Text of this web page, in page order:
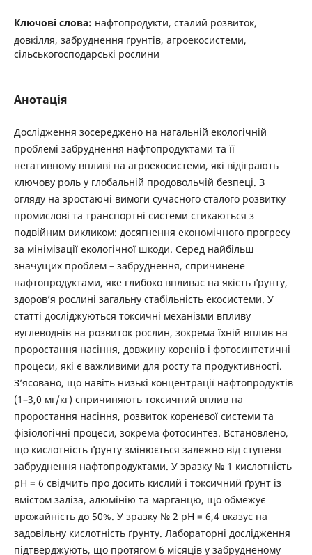
Ключові слова: нафтопродукти, сталий розвиток,
довкілля, забруднення ґрунтів, агроекосистеми,
сільськогосподарські рослини
Анотація
Дослідження зосереджено на нагальній екологічній
проблемі забруднення нафтопродуктами та її
негативному впливі на агроекосистеми, які відіграють
ключову роль у глобальній продовольчій безпеці. З
огляду на зростаючі вимоги сучасного сталого розвитку
промислові та транспортні системи стикаються з
подвійним викликом: досягнення економічного прогресу
за мінімізації екологічної шкоди. Серед найбільш
значущих проблем – забруднення, спричинене
нафтопродуктами, яке глибоко впливає на якість ґрунту,
здоров’я рослині загальну стабільність екосистеми. У
статті досліджуються токсичні механізми впливу
вуглеводнів на розвиток рослин, зокрема їхній вплив на
проростання насіння, довжину коренів і фотосинтетичні
процеси, які є важливими для росту та продуктивності.
З’ясовано, що навіть низькі концентрації нафтопродуктів
(1–3,0 мг/кг) спричиняють токсичний вплив на
проростання насіння, розвиток кореневої системи та
фізіологічні процеси, зокрема фотосинтез. Встановлено,
що кислотність ґрунту змінюється залежно від ступеня
забруднення нафтопродуктами. У зразку № 1 кислотність
рН = 6 свідчить про досить кислий і токсичний ґрунт із
вмістом заліза, алюмінію та марганцю, що обмежує
врожайність до 50%. У зразку № 2 рН = 6,4 вказує на
задовільну кислотність ґрунту. Лабораторні дослідження
підтверджують, що протягом 6 місяців у забрудненому